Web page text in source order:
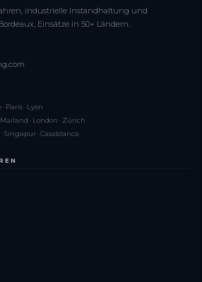
industrielle Instandhaltung und
Einsätze in 50+ Ländern.
Paris · Lyon
· London · Zürich
Singapur · Casablanca